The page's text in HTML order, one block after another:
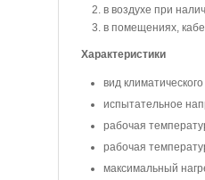
в воздухе при
в помещениях,
Характеристики
вид
испытательное
рабочая
рабочая
максимальный